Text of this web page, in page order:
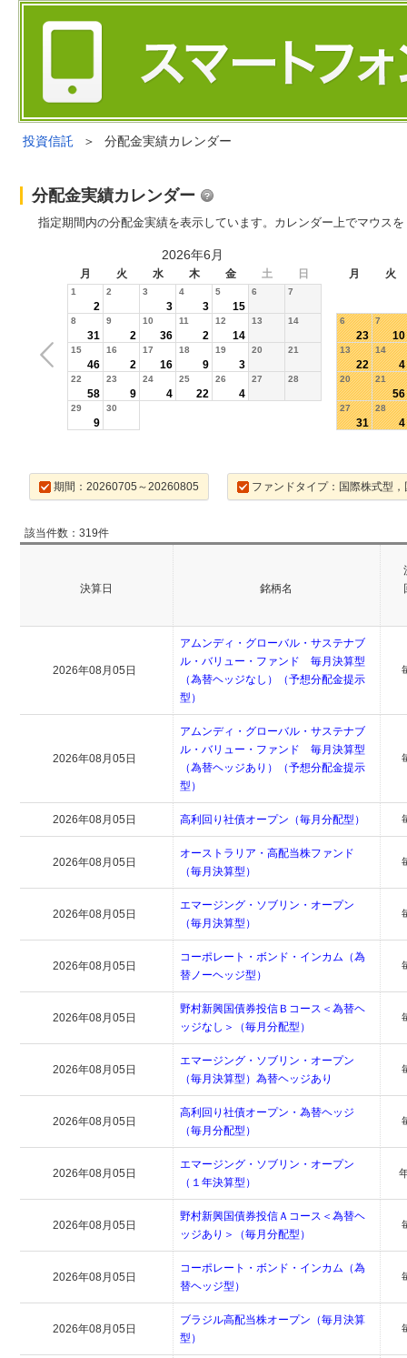
投資信託 ＞ 分配金実績カレンダー
分配金実績カレンダー
指定期間内の分配金実績を表示しています。カレンダー上でマウス
2026年6月
月 火 水 木 金 土 日 月 火
1
2
2 3
3
4
3
5
15
6 7
8
31
9
2
10
36
11
2
12
14
13 14
15
46
16
2
17
16
18
9
19
3
20 21
22
58
23
9
24
4
25
22
26
4
27 28
29
9
30
6
23
7
10
13
22
14
4
20 21
56
27
31
28
4
期間：20260705～20260805 ファンドタイプ：国際株式型
該当件数：319件
決算日 銘柄名
2026年08月05日
アムンディ・グローバル・サステナブ
ル・バリュー・ファンド 毎月決算型
（為替ヘッジなし）（予想分配金提示
型）
2026年08月05日
アムンディ・グローバル・サステナブ
ル・バリュー・ファンド 毎月決算型
（為替ヘッジあり）（予想分配金提示
型）
2026年08月05日 高利回り社債オープン（毎月分配型）
2026年08月05日
オーストラリア・高配当株ファンド
（毎月決算型）
2026年08月05日
エマージング・ソブリン・オープン
（毎月決算型）
2026年08月05日
コーポレート・ボンド・インカム（為
替ノーヘッジ型）
2026年08月05日
野村新興国債券投信Ｂコース＜為替ヘ
ッジなし＞（毎月分配型）
2026年08月05日
エマージング・ソブリン・オープン
（毎月決算型）為替ヘッジあり
2026年08月05日
高利回り社債オープン・為替ヘッジ
（毎月分配型）
2026年08月05日
エマージング・ソブリン・オープン
（１年決算型）
2026年08月05日
野村新興国債券投信Ａコース＜為替ヘ
ッジあり＞（毎月分配型）
2026年08月05日
コーポレート・ボンド・インカム（為
替ヘッジ型）
2026年08月05日
ブラジル高配当株オープン（毎月決算
型）